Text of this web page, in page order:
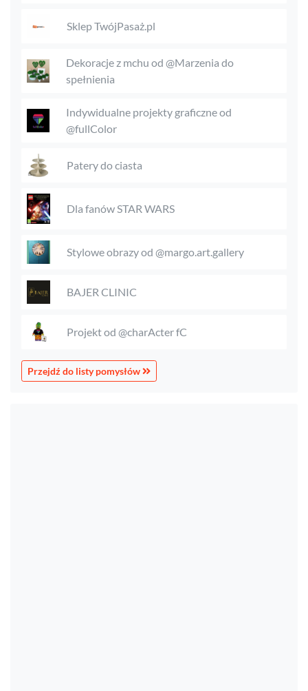
Sklep TwójPasaż.pl
Dekoracje z mchu od @Marzenia do
spełnienia
Indywidualne projekty graficzne od
@fullColor
Patery do ciasta
Dla fanów STAR WARS
Stylowe obrazy od @margo.art.gallery
BAJER CLINIC
Projekt od @charActer fC
Przejdź do listy pomysłów